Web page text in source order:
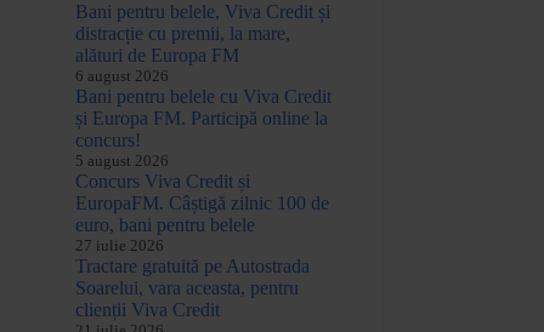
Bani pentru belele, Viva Credit și
distracție cu premii, la mare,
alături de Europa FM
6 august 2026
Bani pentru belele cu Viva Credit
și Europa FM. Participă online la
concurs!
5 august 2026
Concurs Viva Credit și
EuropaFM. Câștigă zilnic 100 de
euro, bani pentru belele
27 iulie 2026
Tractare gratuită pe Autostrada
Soarelui, vara aceasta, pentru
clienții Viva Credit